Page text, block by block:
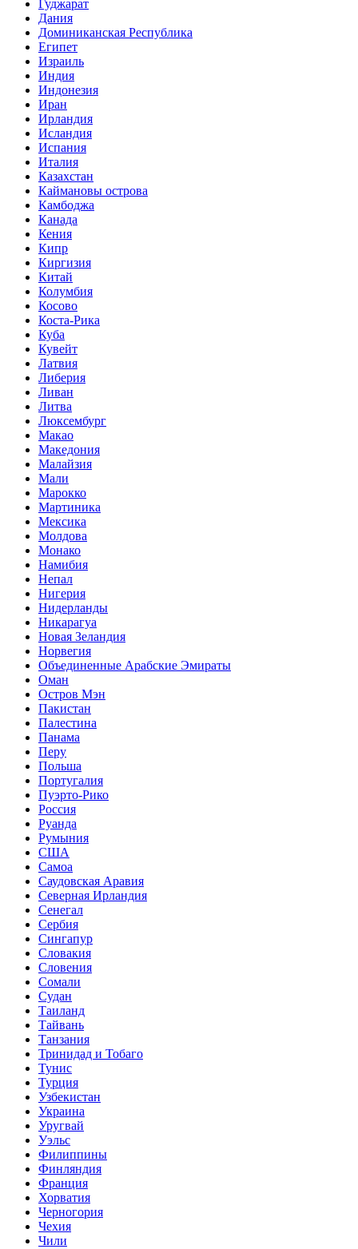
Гуджарат
Дания
Доминиканская Республика
Египет
Израиль
Индия
Индонезия
Иран
Ирландия
Исландия
Испания
Италия
Казахстан
Каймановы острова
Камбоджа
Канада
Кения
Кипр
Киргизия
Китай
Колумбия
Косово
Коста-Рика
Куба
Кувейт
Латвия
Либерия
Ливан
Литва
Люксембург
Макао
Македония
Малайзия
Мали
Марокко
Мартиника
Мексика
Молдова
Монако
Намибия
Непал
Нигерия
Нидерланды
Никарагуа
Новая Зеландия
Норвегия
Объединенные Арабские Эмираты
Оман
Остров Мэн
Пакистан
Палестина
Панама
Перу
Польша
Португалия
Пуэрто-Рико
Россия
Руанда
Румыния
США
Самоа
Саудовская Аравия
Северная Ирландия
Сенегал
Сербия
Сингапур
Словакия
Словения
Сомали
Судан
Таиланд
Тайвань
Танзания
Тринидад и Тобаго
Тунис
Турция
Узбекистан
Украина
Уругвай
Уэльс
Филиппины
Финляндия
Франция
Хорватия
Черногория
Чехия
Чили